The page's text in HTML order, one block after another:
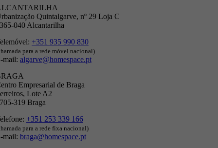
Quintalgarve, nº 29 Loja C
040 Alcantarilha
+351 935 990 830
para a rede móvel nacional)
mail: algarve@homespace.pt
Empresarial de Braga
Lote A2
319 Braga
+351 253 339 166
para a rede fixa nacional)
mail: braga@homespace.pt